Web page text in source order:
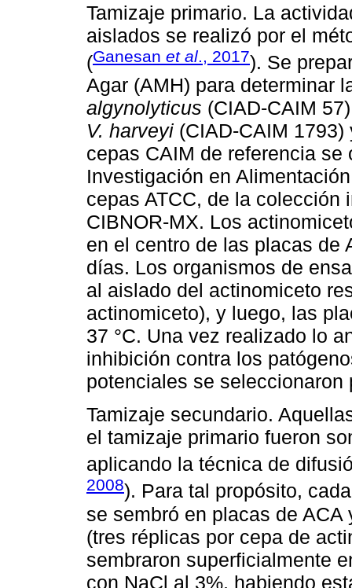
Tamizaje primario. La
aislados se realizó por el
(Ganesan et al ., 2017). Se
Agar (AMH) para determinar
algynolyticus (CIAD-CAIM
V. harveyi (CIAD-CAIM
cepas CAIM de referencia
Investigación en
cepas ATCC, de la colección
CIBNOR-MX. Los
en el centro de las placas de
días. Los organismos de
al aislado del actinomiceto
actinomiceto), y luego, las
37 °C. Una vez realizado lo
inhibición contra los
potenciales se
Tamizaje secundario.
el tamizaje primario fueron
aplicando la técnica de
2008). Para tal propósito,
se sembró en placas de
(tres réplicas por cepa de
sembraron superficialmente
con NaCl al 3%, habiendo